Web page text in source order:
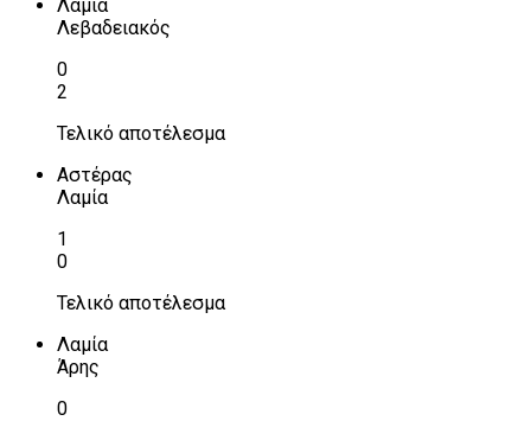
Λαμία
Λεβαδειακός
0
2
Τελικό αποτέλεσμα
Αστέρας
Λαμία
1
0
Τελικό αποτέλεσμα
Λαμία
Άρης
0